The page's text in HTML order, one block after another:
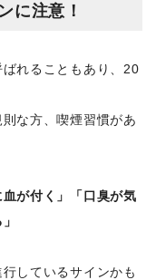
に注意！
ばれることもあり、20
な方、喫煙習慣があ
血が付く」「口臭が気
しているサインかも